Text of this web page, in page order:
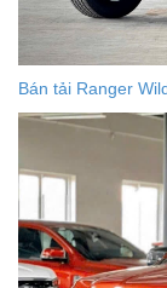
Bán tải Ranger